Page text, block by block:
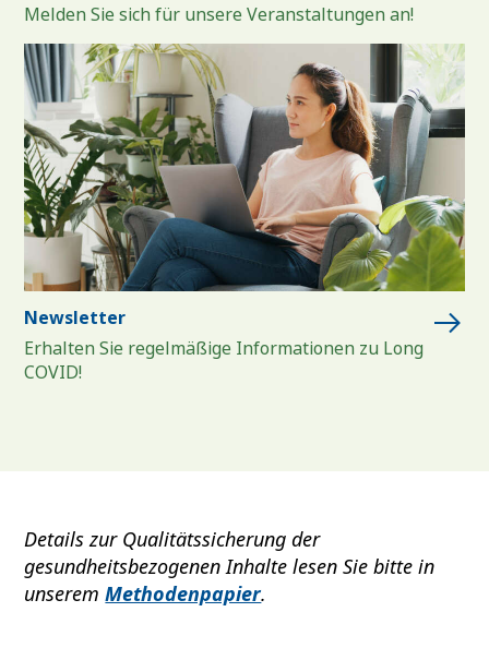
Melden Sie sich für unsere Veranstaltungen an!
Newsletter
Erhalten Sie regelmäßige Informationen zu Long
COVID!
Details zur Qualitätssicherung der
gesundheitsbezogenen Inhalte lesen Sie bitte in
unseremMethodenpapier.